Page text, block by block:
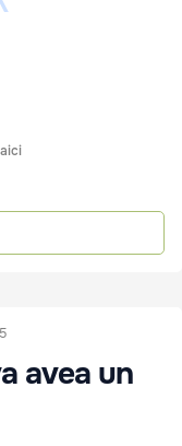
avea un